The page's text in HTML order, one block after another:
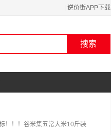
逆价街APP下载
！！！谷米集五常大米10斤装